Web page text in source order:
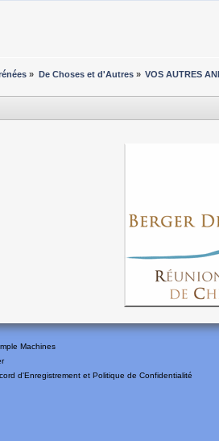
» De Choses et d'Autres» VOS AUTRES
Machines
d'Enregistrement et Politique de Confidentialité